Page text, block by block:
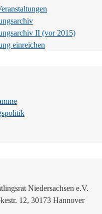
II (vor 2015)
einreichen
Niedersachsen e.V.
12, 30173 Hannover